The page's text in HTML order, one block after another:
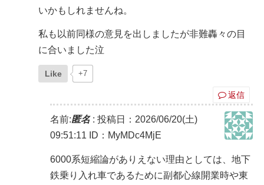
いかもしれませんね。
私も以前同様の意見を出しましたが非難轟々の目
に合いました泣
Like +7
返信
名前:匿名: 投稿日：2026/06/20(土)
09:51:11
ID：MyMDc4MjE
6000系短縮論がありえない理由としては、地下
鉄乗り入れ車であるために副都心線開業時や東